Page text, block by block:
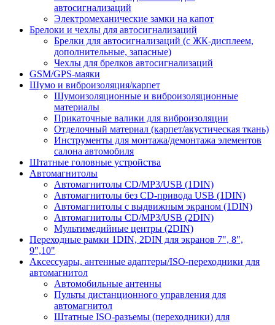
автосигнализаций
Электромеханические замки на капот
Брелоки и чехлы для автосигнализаций
Брелки для автосигнализаций (с ЖК-дисплеем,
дополнительные, запасные)
Чехлы для брелков автосигнализаций
GSM/GPS-маяки
Шумо и виброизоляция/карпет
Шумоизоляционные и виброизоляционные
материалы
Прикаточные валики для виброизоляции
Отделочный материал (карпет/акустическая ткань)
Инструменты для монтажа/демонтажа элементов
салона автомобиля
Штатные головные устройства
Автомагнитолы
Автомагнитолы CD/MP3/USB (1DIN)
Автомагнитолы без CD-привода USB (1DIN)
Автомагнитолы с выдвижным экраном (1DIN)
Автомагнитолы CD/MP3/USB (2DIN)
Мультимедийные центры (2DIN)
Переходные рамки 1DIN, 2DIN для экранов 7", 8",
9",10"
Аксессуары, антенные адаптеры/ISO-переходники для
автомагнитол
Автомобильные антенны
Пульты дистанционного управления для
автомагнитол
Штатные ISO-разъемы (переходники) для